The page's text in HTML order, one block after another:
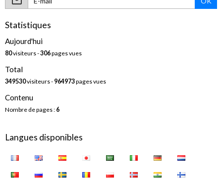
Statistiques
Aujourd'hui
80visiteurs -306pages vues
Total
349530visiteurs - 964973pages vues
Contenu
Nombre de pages : 6
Langues disponibles